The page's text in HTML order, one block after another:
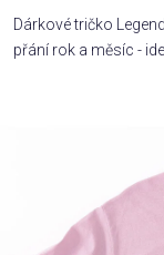
Láska
Příležitosti
Dárkové tričko
přání rok a měsíc -